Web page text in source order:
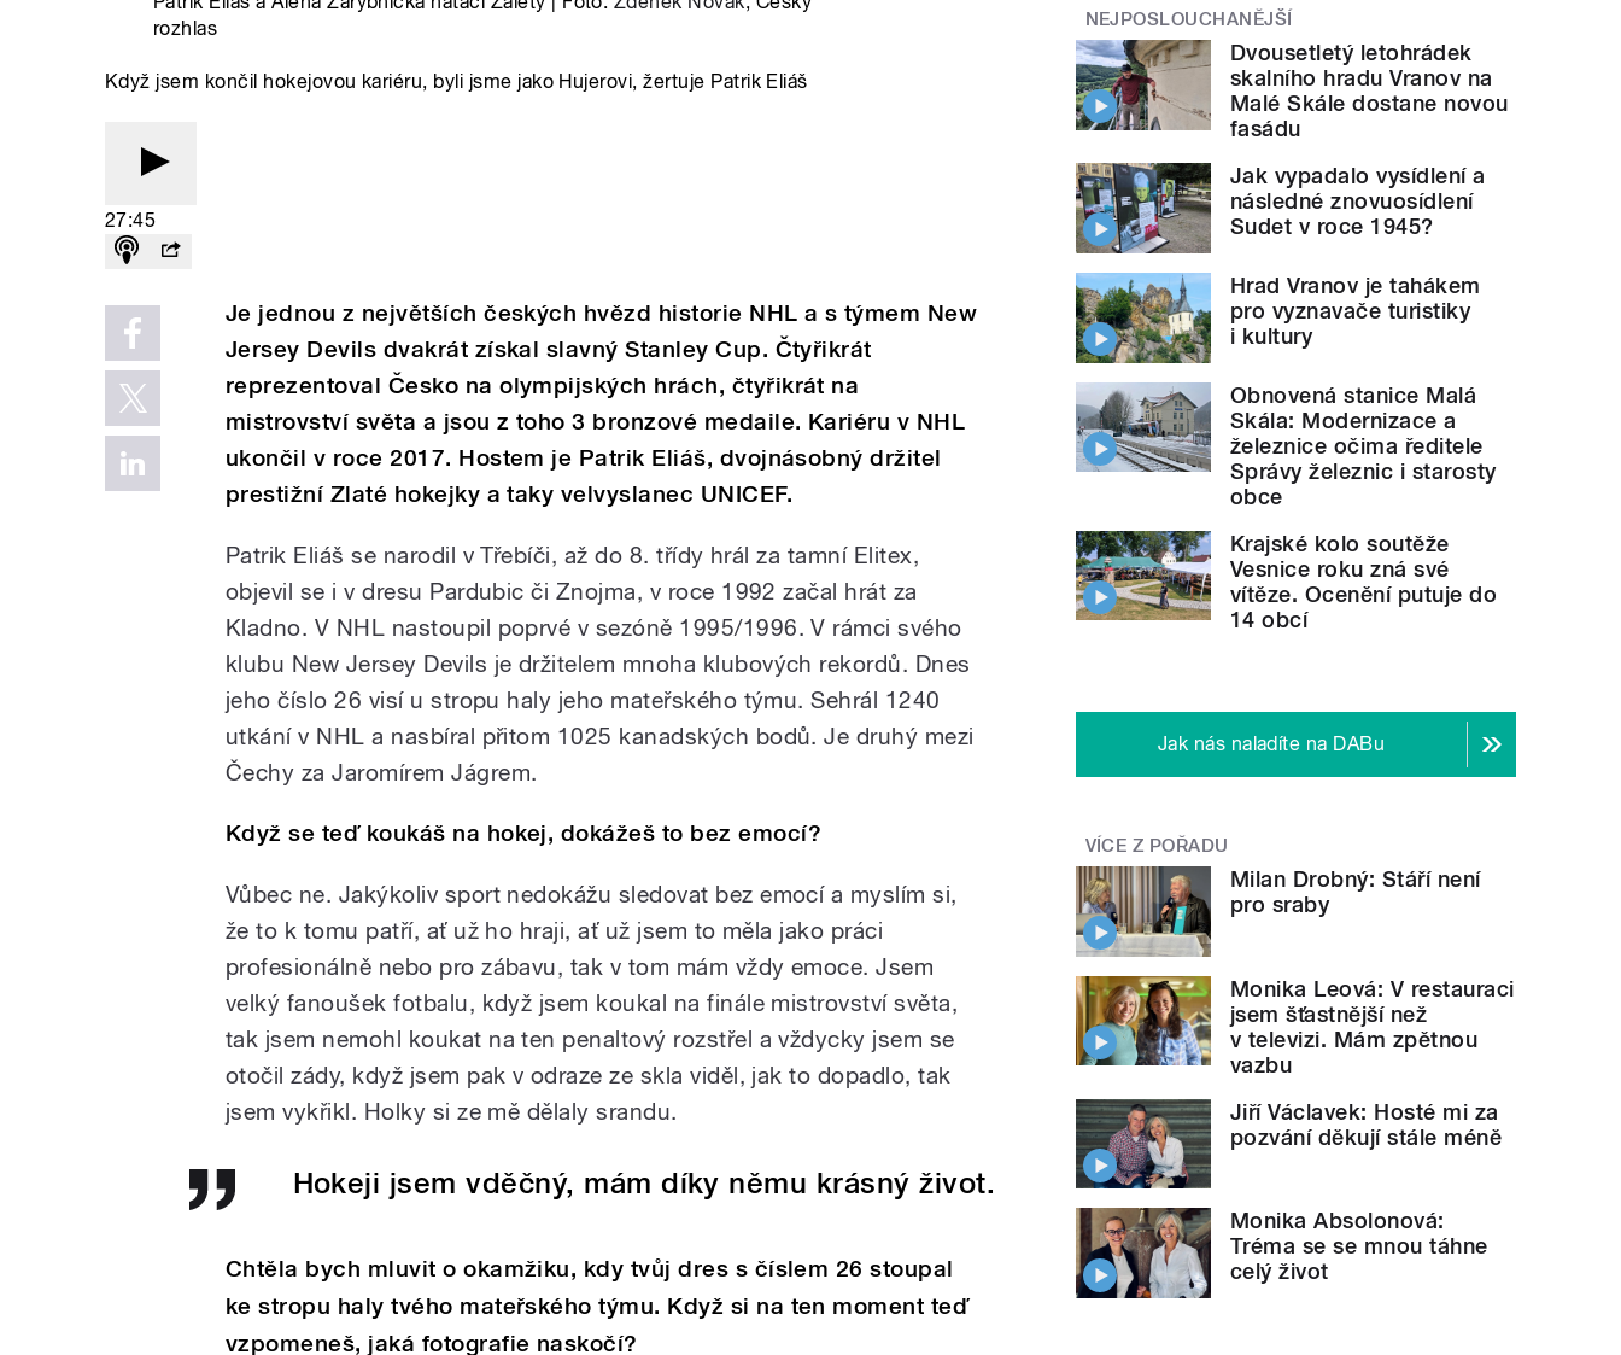
rozhlas
Když jsem končil hokejovou kariéru, byli jsme jako Hujerovi, žertuje Patrik Eliáš
27:45
Je jednou z největších českých hvězd historie NHL a s týmem New
Jersey Devils dvakrát získal slavný Stanley Cup. Čtyřikrát
reprezentoval Česko na olympijských hrách, čtyřikrát na
mistrovství světa a jsou z toho 3 bronzové medaile. Kariéru v NHL
ukončil v roce 2017. Hostem je Patrik Eliáš, dvojnásobný držitel
prestižní Zlaté hokejky a taky velvyslanec UNICEF.
Patrik Eliáš se narodil v Třebíči, až do 8. třídy hrál za tamní Elitex,
objevil se i v dresu Pardubic či Znojma, v roce 1992 začal hrát za
Kladno. V NHL nastoupil poprvé v sezóně 1995/1996. V rámci svého
klubu New Jersey Devils je držitelem mnoha klubových rekordů. Dnes
jeho číslo 26 visí u stropu haly jeho mateřského týmu. Sehrál 1240
utkání v NHL a nasbíral přitom 1025 kanadských bodů. Je druhý mezi
Čechy za Jaromírem Jágrem.
Když se teď koukáš na hokej, dokážeš to bez emocí?
Vůbec ne. Jakýkoliv sport nedokážu sledovat bez emocí a myslím si,
že to k tomu patří, ať už ho hraji, ať už jsem to měla jako práci
profesionálně nebo pro zábavu, tak v tom mám vždy emoce. Jsem
velký fanoušek fotbalu, když jsem koukal na finále mistrovství světa,
tak jsem nemohl koukat na ten penaltový rozstřel a vždycky jsem se
otočil zády, když jsem pak v odraze ze skla viděl, jak to dopadlo, tak
jsem vykřikl. Holky si ze mě dělaly srandu.
Hokeji jsem vděčný, mám díky němu krásný život.
Chtěla bych mluvit o okamžiku, kdy tvůj dres s číslem 26 stoupal
ke stropu haly tvého mateřského týmu. Když si na ten moment teď
vzpomeneš, jaká fotografie naskočí?
NEJPOSLOUCHANĚJŠÍ
Dvousetletý letohrádek
skalního hradu Vranov na
Malé Skále dostane novou
fasádu
Jak vypadalo vysídlení a
následné znovuosídlení
Sudet v roce 1945?
Hrad Vranov je tahákem
pro vyznavače turistiky
i kultury
Obnovená stanice Malá
Skála: Modernizace a
železnice očima ředitele
Správy železnic i starosty
obce
Krajské kolo soutěže
Vesnice roku zná své
vítěze. Ocenění putuje do
14 obcí
Jak nás naladíte na DABu
VÍCE Z POŘADU
Milan Drobný: Stáří není
pro sraby
Monika Leová: V restauraci
jsem šťastnější než
v televizi. Mám zpětnou
vazbu
Jiří Václavek: Hosté mi za
pozvání děkují stále méně
Monika Absolonová:
Tréma se se mnou táhne
celý život